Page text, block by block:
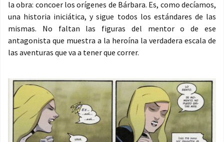
la obra: concoer los orígenes de Bárbara. Es, como decíamos,
una historia iniciática, y sigue todos los estándares de las
mismas. No faltan las figuras del mentor o de ese
antagonista que muestra a la heroína la verdadera escala de
las aventuras que va a tener que correr.